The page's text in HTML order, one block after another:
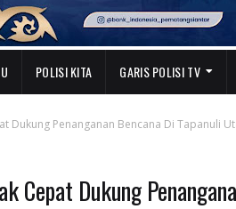
POLISI KITA GARIS POLISI TV
Dukung Penanganan Bencana Di Tapanuli
Cepat Dukung